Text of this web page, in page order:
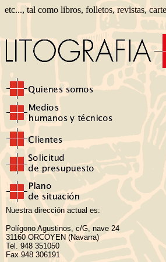
etc..., tal como libros, folletos, revistas,
Nuestra dirección actual es:
Polígono Agustinos, c/G, nave 24
31160 ORCOYEN (Navarra)
Tel. 948 351050
Fax 948 306191